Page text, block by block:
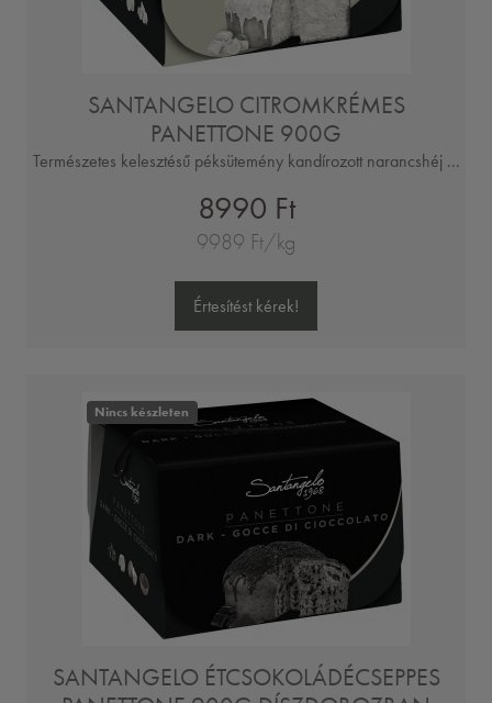
SANTANGELO CITROMKRÉMES
PANETTONE 900G
Természetes kelesztésű péksütemény kandírozott narancshéj ...
8990 Ft
9989 Ft/kg
Értesítést kérek!
Nincs készleten
SANTANGELO ÉTCSOKOLÁDÉCSEPPES